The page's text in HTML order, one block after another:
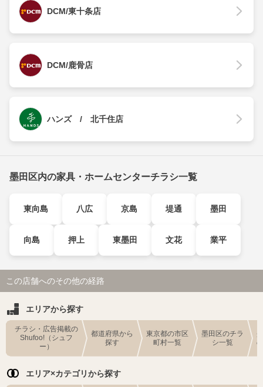
DCM/東十条店
DCM/鹿骨店
ハンズ / 北千住店
墨田区内の家具・ホームセンターチラシ一覧
東向島 八広 京島 堤通 墨田
向島 押上 東墨田 文花 業平
この店舗へのその他の経路
エリアから探す
チラシ・広告掲載の
Shufoo!（シュフ
ー）
都道府県から
探す
東京都の市区
町村一覧
墨田区のチラ
シ一覧
エリア×カテゴリから探す